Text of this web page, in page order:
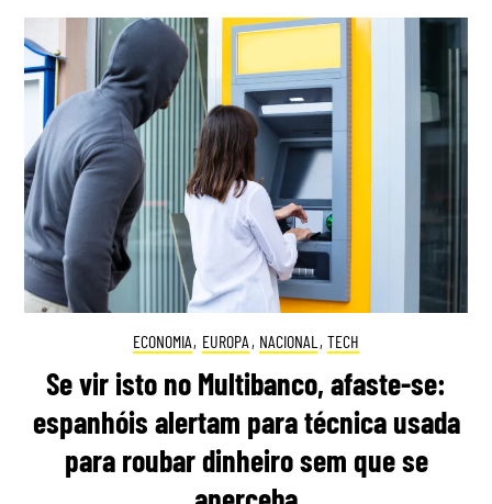
ECONOMIA, EUROPA , NACIONAL , TECH
Se vir isto no Multibanco, afaste-se:
espanhóis alertam para técnica usada
para roubar dinheiro sem que se